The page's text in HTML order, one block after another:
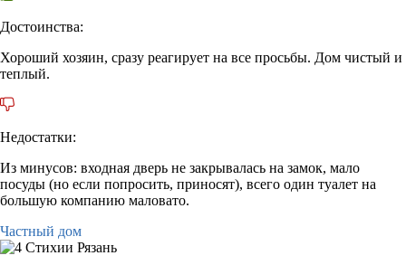
Достоинства:
Хороший хозяин, сразу реагирует на все просьбы. Дом чистый и
теплый.
Недостатки:
Из минусов: входная дверь не закрывалась на замок, мало
посуды (но если попросить, приносят), всего один туалет на
большую компанию маловато.
Частный дом